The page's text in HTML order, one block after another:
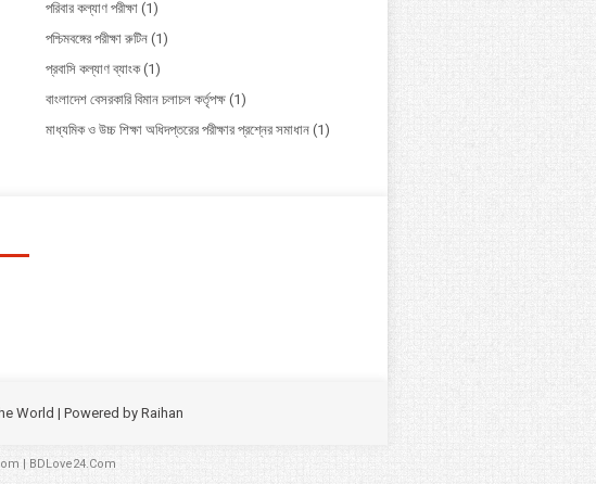
পরিবার কল্যাণ পরীক্ষা (1)
পশ্চিমবঙ্গের পরীক্ষা রুটিন (1)
প্রবাসি কল্যাণ ব্যাংক (1)
বাংলাদেশ বেসরকারি বিমান চলাচল কর্তৃপক্ষ (1)
মাধ্যমিক ও উচ্চ শিক্ষা অধিদপ্তরের পরীক্ষার প্রশ্নের সমাধান (1)
World | Powered by Raihan
| BDLove24.Com